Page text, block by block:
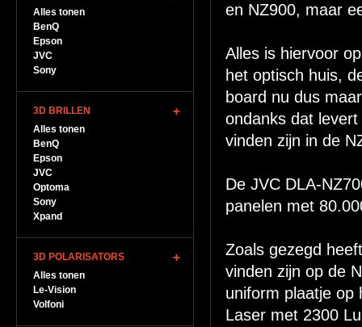
Alles tonen
BenQ
Epson
JVC
Sony
3D BRILLEN
Alles tonen
BenQ
Epson
JVC
Optoma
Sony
Xpand
3D POLARISATORS
Alles tonen
Le-Vision
Volfoni
en NZ900, maar
Alles is hiervoor
het optisch huis,
board nu dus
ondanks dat
vinden zijn in de
De JVC DLA-
panelen met
Zoals gezegd
vinden zijn op de
uniform plaatje op
Laser met 2300